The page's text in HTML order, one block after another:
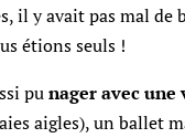
il y avait pas mal de
étions seuls !
punager avec
aigles), un ballet